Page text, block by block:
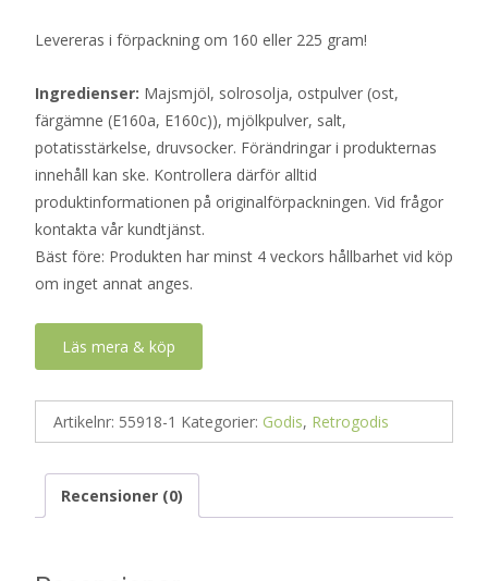
Levereras i förpackning om 160 eller 225 gram!
Ingredienser: Majsmjöl, solrosolja, ostpulver (ost,
färgämne (E160a, E160c)), mjölkpulver, salt,
potatisstärkelse, druvsocker. Förändringar i produkternas
innehåll kan ske. Kontrollera därför alltid
produktinformationen på originalförpackningen. Vid frågor
kontakta vår kundtjänst.
Bäst före: Produkten har minst 4 veckors hållbarhet vid köp
om inget annat anges.
Läs mera & köp
Artikelnr: 55918-1 Kategorier: Godis, Retrogodis
Recensioner (0)